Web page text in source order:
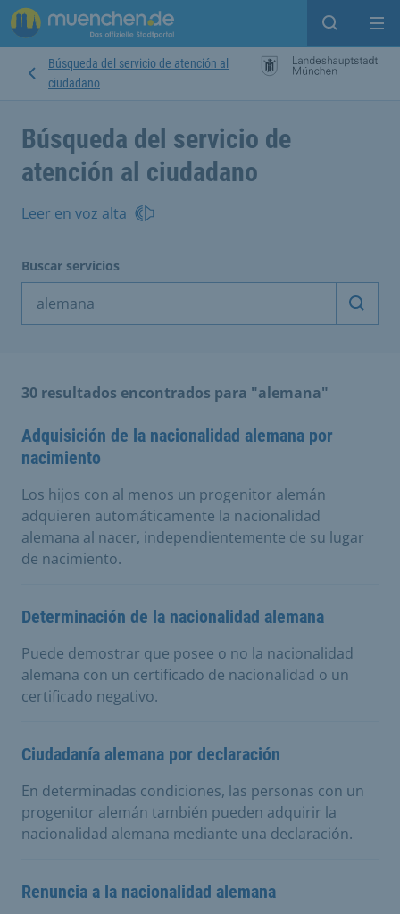
Open
Búsqueda del servicio de atención al
ciudadano
Búsqueda del servicio de
atención al ciudadano
Leer en voz alta
Buscar servicios
30 resultados encontrados para "alemana"
Adquisición de la nacionalidad alemana por
nacimiento
Los hijos con al menos un progenitor alemán
adquieren automáticamente la nacionalidad
alemana al nacer, independientemente de su lugar
de nacimiento.
Determinación de la nacionalidad alemana
Puede demostrar que posee o no la nacionalidad
alemana con un certificado de nacionalidad o un
certificado negativo.
Ciudadanía alemana por declaración
En determinadas condiciones, las personas con un
progenitor alemán también pueden adquirir la
nacionalidad alemana mediante una declaración.
Renuncia a la nacionalidad alemana